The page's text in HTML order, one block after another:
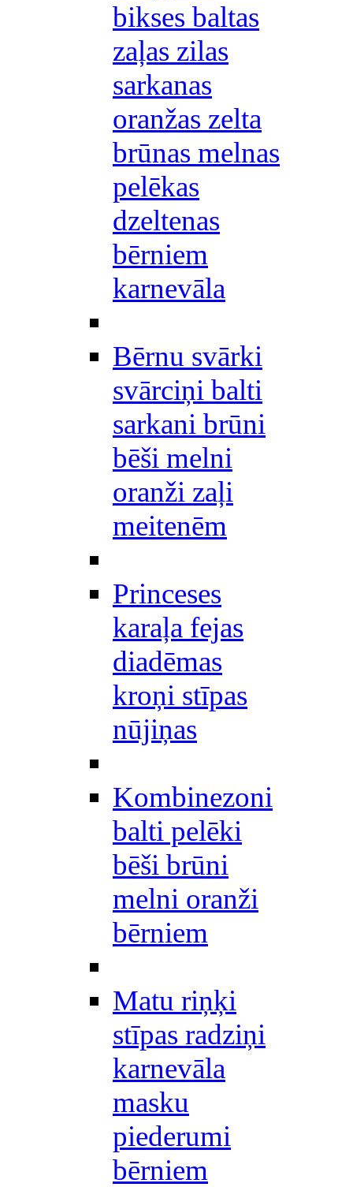
bikses baltas
zaļas zilas
sarkanas
oranžas zelta
brūnas melnas
pelēkas
dzeltenas
bērniem
karnevāla
Bērnu svārki
svārciņi balti
sarkani brūni
bēši melni
oranži zaļi
meitenēm
Princeses
karaļa fejas
diadēmas
kroņi stīpas
nūjiņas
Kombinezoni
balti pelēki
bēši brūni
melni oranži
bērniem
Matu riņķi
stīpas radziņi
karnevāla
masku
piederumi
bērniem